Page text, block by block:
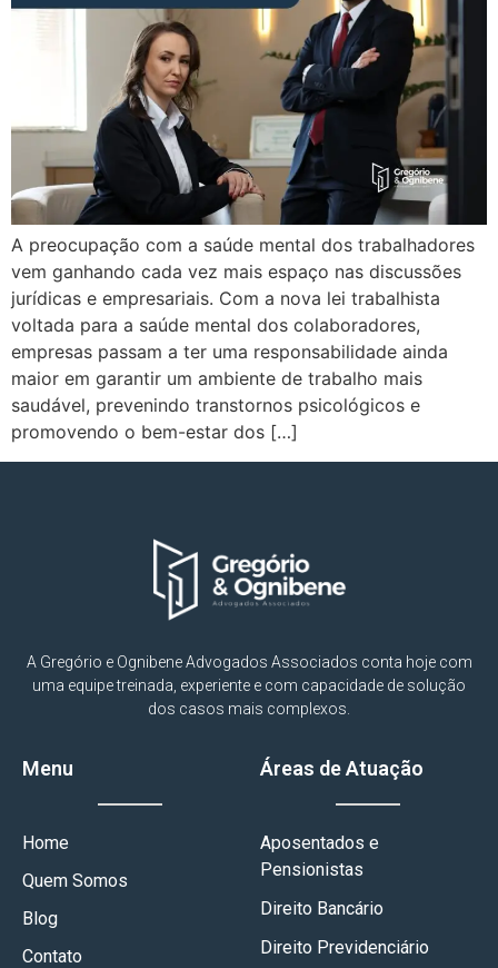
A preocupação com a saúde mental dos trabalhadores
vem ganhando cada vez mais espaço nas discussões
jurídicas e empresariais. Com a nova lei trabalhista
voltada para a saúde mental dos colaboradores,
empresas passam a ter uma responsabilidade ainda
maior em garantir um ambiente de trabalho mais
saudável, prevenindo transtornos psicológicos e
promovendo o bem-estar dos […]
A Gregório e Ognibene Advogados Associados conta hoje com
uma equipe treinada, experiente e com capacidade de solução
dos casos mais complexos.
Menu
Home
Quem Somos
Blog
Contato
Áreas de Atuação
Aposentados e
Pensionistas
Direito Bancário
Direito Previdenciário